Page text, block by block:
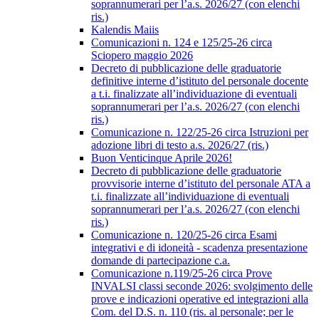
soprannumerari per l’a.s. 2026/27 (con elenchi
ris.)
Kalendis Maiis
Comunicazioni n. 124 e 125/25-26 circa
Sciopero maggio 2026
Decreto di pubblicazione delle graduatorie
definitive interne d’istituto del personale docente
a t.i. finalizzate all’individuazione di eventuali
soprannumerari per l’a.s. 2026/27 (con elenchi
ris.)
Comunicazione n. 122/25-26 circa Istruzioni per
adozione libri di testo a.s. 2026/27 (ris.)
Buon Venticinque Aprile 2026!
Decreto di pubblicazione delle graduatorie
provvisorie interne d’istituto del personale ATA a
t.i. finalizzate all’individuazione di eventuali
soprannumerari per l’a.s. 2026/27 (con elenchi
ris.)
Comunicazione n. 120/25-26 circa Esami
integrativi e di idoneità - scadenza presentazione
domande di partecipazione c.a.
Comunicazione n.119/25-26 circa Prove
INVALSI classi seconde 2026: svolgimento delle
prove e indicazioni operative ed integrazioni alla
Com. del D.S. n. 110 (ris. al personale; per le